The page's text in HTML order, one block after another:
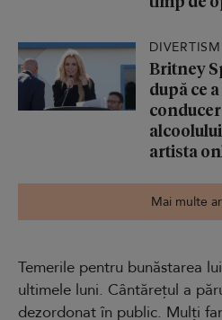
Britney
după ce
artista
Mai multe
Temerile pentru bunăstarea
ultimele luni. Cântărețul a
dezordonat în public. Mulți